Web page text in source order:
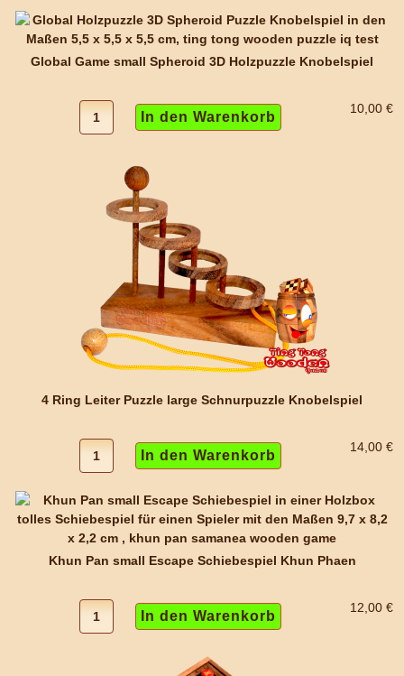
Global Game small Spheroid 3D Holzpuzzle Knobelspiel
10,00 €
4 Ring Leiter Puzzle large Schnurpuzzle Knobelspiel
14,00 €
Khun Pan small Escape Schiebespiel Khun Phaen
12,00 €